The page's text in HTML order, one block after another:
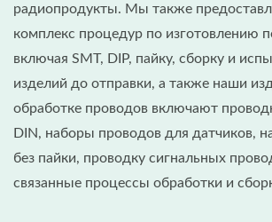
радиопродукты. Мы также
комплекс процедур по изготовлению
включая SMT, DIP, пайку, сборку и
изделий до отправки, а также наши
обработке проводов включают
DIN, наборы проводов для датчиков,
без пайки, проводку сигнальных
связанные процессы обработки и